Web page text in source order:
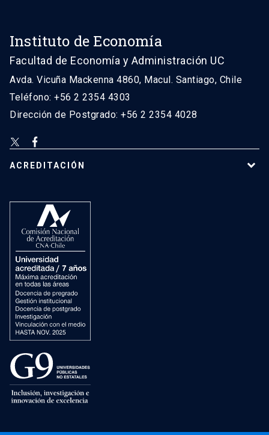
Instituto de Economía
Facultad de Economía y Administración UC
Avda. Vicuña Mackenna 4860, Macul. Santiago, Chile
Teléfono: +56 2 2354 4303
Dirección de Postgrado: +56 2 2354 4028
ACREDITACIÓN